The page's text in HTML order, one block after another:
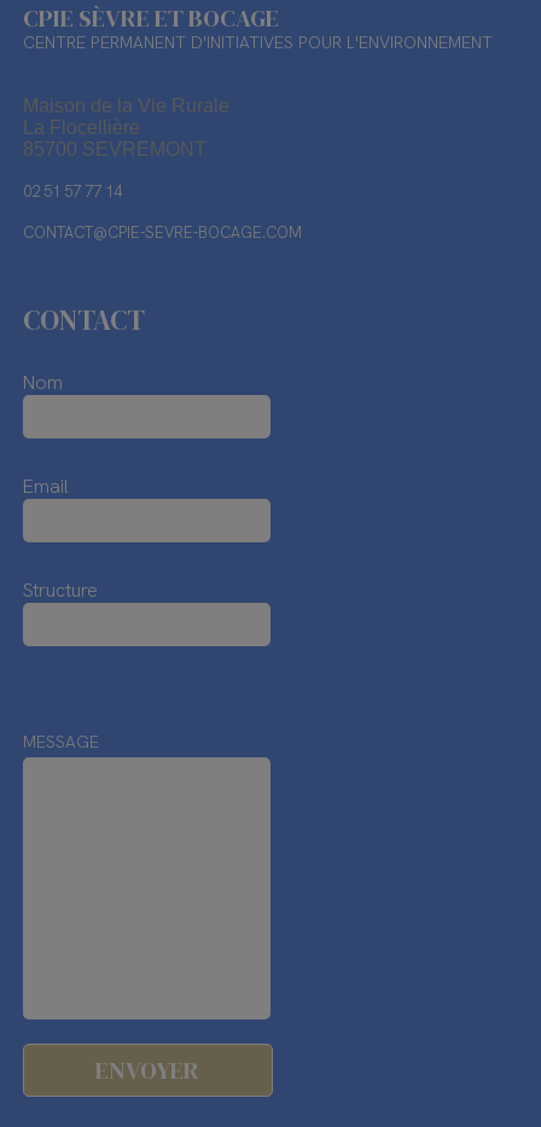
CPIE SÈVRE ET BOCAGE
CENTRE PERMANENT D'INITIATIVES POUR L'ENVIRONNEMENT
Maison de la Vie Rurale
La Flocellière
85700 SEVREMONT
02 51 57 77 14
CONTACT@CPIE-SEVRE-BOCAGE.COM
CONTACT
Nom
Email
Structure
MESSAGE